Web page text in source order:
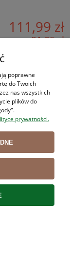
111,99 zł
netto:91,05 zł
89,91 zł
73,10 zł
poprawne
do Twoich
nas wszystkich
plików do
prywatności.